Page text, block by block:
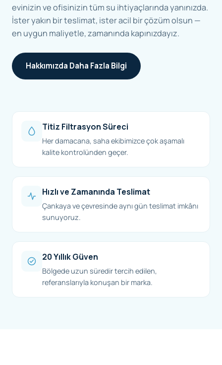
evinizin ve ofisinizin tüm su ihtiyaçlarında yanınızda.
İster yakın bir teslimat, ister acil bir çözüm olsun —
en uygun maliyetle, zamanında kapınızdayız.
Hakkımızda Daha Fazla Bilgi
Titiz Filtrasyon Süreci
Her damacana, saha ekibimizce çok aşamalı
kalite kontrolünden geçer.
Hızlı ve Zamanında Teslimat
Çankaya ve çevresinde aynı gün teslimat imkânı
sunuyoruz.
20 Yıllık Güven
Bölgede uzun süredir tercih edilen,
referanslarıyla konuşan bir marka.